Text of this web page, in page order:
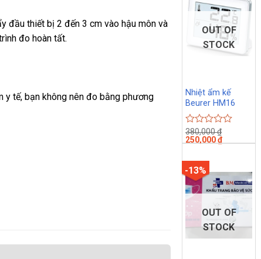
đầu thiết bị 2 đến 3 cm vào hậu môn và
đo hoàn tất.
y tế, bạn không nên đo bằng phương
OUT OF
STOCK
Nhiệt ẩm kế
Beurer HM16
Rated
0
of
5
380,000₫
250,000₫
-13%
OUT OF
STOCK